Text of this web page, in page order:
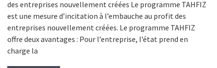
des entreprises nouvellement créées Le programme TAHFIZ
est une mesure d’incitation à l’embauche au profit des
entreprises nouvellement créées. Le programme TAHFIZ
offre deux avantages : Pour l’entreprise, l’état prend en
charge la